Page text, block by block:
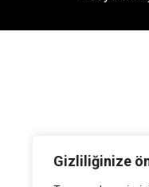
Gizliliğinize